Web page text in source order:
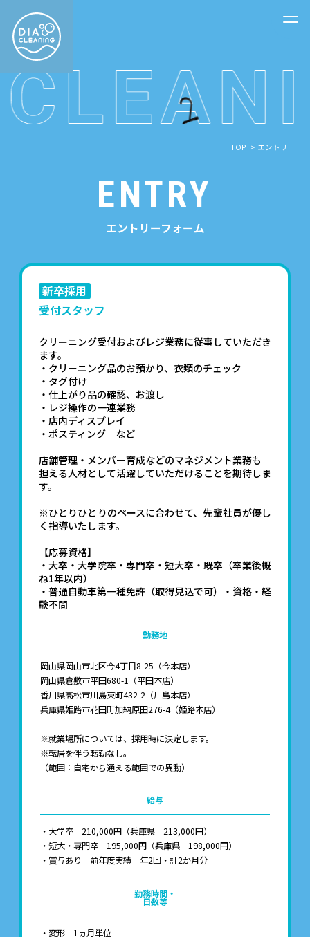
TOP エントリー
ENTRY
エントリーフォーム
新卒採用
受付スタッフ
クリーニング受付およびレジ業務に従事していただき
ます。
・クリーニング品のお預かり、衣類のチェック
・タグ付け
・仕上がり品の確認、お渡し
・レジ操作の一連業務
・店内ディスプレイ
・ポスティング など
店舗管理・メンバー育成などのマネジメント業務も
担える人材として活躍していただけることを期待しま
す。
※ひとりひとりのペースに合わせて、先輩社員が優し
く指導いたします。
【応募資格】
・大卒・大学院卒・専門卒・短大卒・既卒（卒業後概
ね1年以内）
・普通自動車第一種免許（取得見込で可）・資格・経
験不問
勤務地
岡山県岡山市北区今4丁目8-25（今本店）
岡山県倉敷市平田680-1（平田本店）
香川県高松市川島東町432-2（川島本店）
兵庫県姫路市花田町加納原田276-4（姫路本店）
※就業場所については、採用時に決定します。
※転居を伴う転勤なし。
（範囲：自宅から通える範囲での異動）
給与
・大学卒 210,000円（兵庫県 213,000円）
・短大・専門卒 195,000円（兵庫県 198,000円）
・賞与あり 前年度実績 年2回・計2か月分
勤務時間・
日数等
・変形 1ヵ月単位